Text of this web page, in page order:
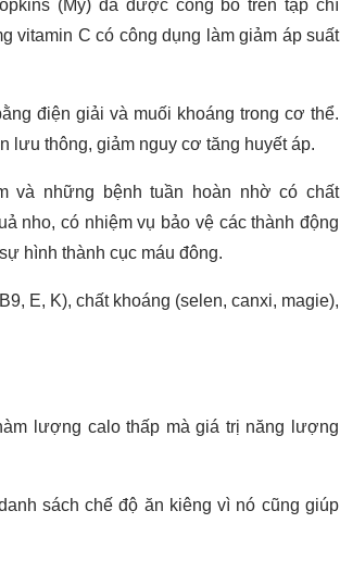
(Mỹ) đã được công bố trên tạp chí
vitamin C có công dụng làm giảm áp suất
điện giải và muối khoáng trong cơ thể.
lưu thông, giảm nguy cơ tăng huyết áp.
và những bệnh tuần hoàn nhờ có chất
nho, có nhiệm vụ bảo vệ các thành động
hình thành cục máu đông.
E, K), chất khoáng (selen, canxi, magie),
lượng calo thấp mà giá trị năng lượng
sách chế độ ăn kiêng vì nó cũng giúp